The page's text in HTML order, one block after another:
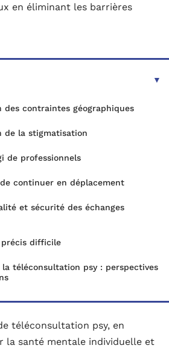
en éliminant les barrières
des contraintes géographiques
de la stigmatisation
de professionnels
continuer en déplacement
et sécurité des échanges
précis difficile
la téléconsultation psy : perspectives
téléconsultation psy, en
la santé mentale individuelle et